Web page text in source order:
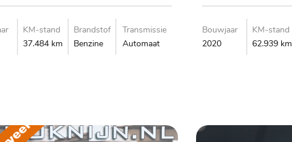
KM-stand
37.484 km
Brandstof
Benzine
Transmissie
Automaat
Bouwjaar
2020
KM-stand
62.939 km